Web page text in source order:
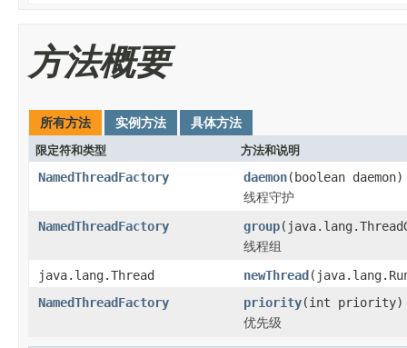
方法概要
所有方法 实例方法 具体方法
限定符和类型 方法和说明
NamedThreadFactory daemon(boolean daemon)
线程守护
NamedThreadFactory
group
线程组
java.lang.Thread
newThread
NamedThreadFactory
priority(int priority)
优先级